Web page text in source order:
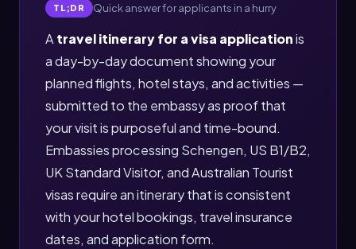
TL;DR Quick answer for applicants in a hurry
A travel itinerary for a visa applicationis
a day-by-day document showing your
planned flights, hotel stays, and activities —
submitted to the embassy as proof that
your visit is purposeful and time-bound.
Embassies processing Schengen, US B1/B2,
UK Standard Visitor, and Australian Tourist
visas require an itinerary that is consistent
with your hotel bookings, travel insurance
dates, and application form.